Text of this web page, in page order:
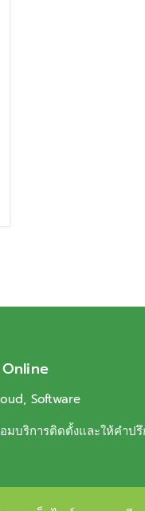
Software
บริการติดตั้งและให้คำปรึ